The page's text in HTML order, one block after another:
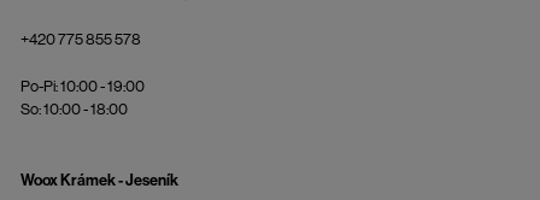
+420 775 855 578
Po-Pi: 10:00 - 19:00
So: 10:00 - 18:00
Woox Krámek - Jeseník